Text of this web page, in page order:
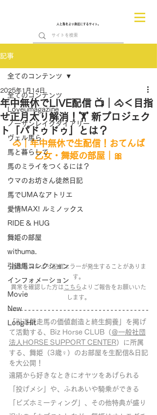
人と馬をより身近にするサイト。
記事
全てのコンテンツ
Loveumagazine
ノーザンレイクダイアリー
ヴェル馬ら
馬と暮らして
馬のミライをつくるには？
ウマのお坊さん徒然日記
馬でUMAなアトリエ
愛情MAX! ルミノックス
RIDE & HUG
舞姫の部屋
withuma.
引退馬コレクション
インフォメーション
Movie
New
Long Hit
全てのコンテンツ
年中無休でLIVE配信 📺｜🐴＜目指
せ正月太り解消！🏋️ 新プロジェク
ト「パドゥドゥ」とは？
2025年1月14日
🐴｜年中無休で生配信！おてんば
乙女・舞姫の部屋｜🎀
通信状況により配信エラーが発生することがありま
す。
異常を確認した方は こちら よりご報告をお願いいた
します。
「引退競走馬の価値創造と終生飼養」を掲げ
て活動する、Biz Horse CLUB（＠一般社団
法人HORSE SUPPORT CENTER）に所属
する、舞姫（3歳♀）のお部屋を生配信&日記
を大公開！
遠隔から好きなときにオヤツをあげられる
「投げメシ」や、ふれあいや騎乗ができる
「ビズホミーティング」、その他特典が盛り